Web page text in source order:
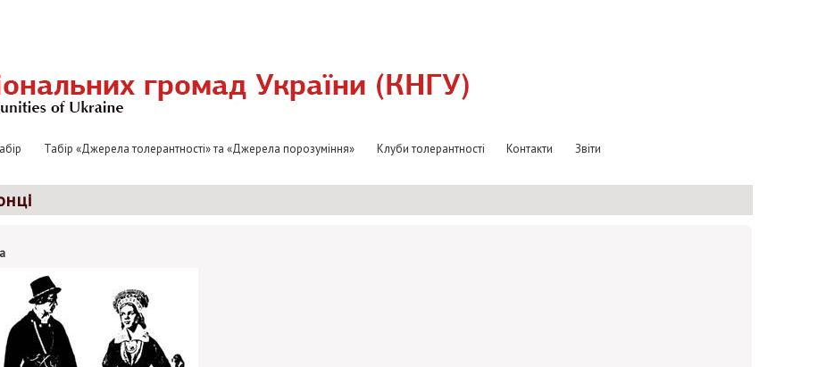
Табір «Джерела толерантності» та «Джерела порозуміння» Клуби толерантності Контакти Звіти